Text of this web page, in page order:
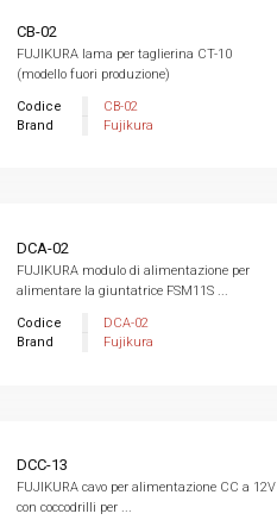
CB-02
FUJIKURA lama per taglierina CT-10
(modello fuori produzione)
Codice
CB-02
Brand
Fujikura
DCA-02
FUJIKURA modulo di alimentazione per
alimentare la giuntatrice FSM11S ...
Codice
DCA-02
Brand
Fujikura
DCC-13
FUJIKURA cavo per alimentazione CC a 12V
con coccodrilli per ...